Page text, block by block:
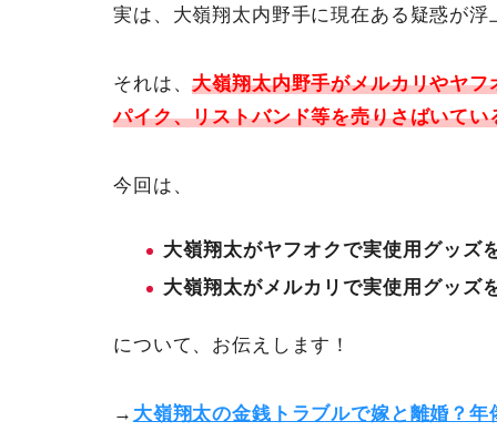
実は、大嶺翔太内野手に現在ある疑惑が浮
それは、大嶺翔太内野手がメルカリやヤ
パイク、リストバンド等を売りさばいてい
今回は、
大嶺翔太がヤフオクで実使用グッズ
大嶺翔太がメルカリで実使用グッズ
について、お伝えします！
→ 大嶺翔太の金銭トラブルで嫁と離婚？